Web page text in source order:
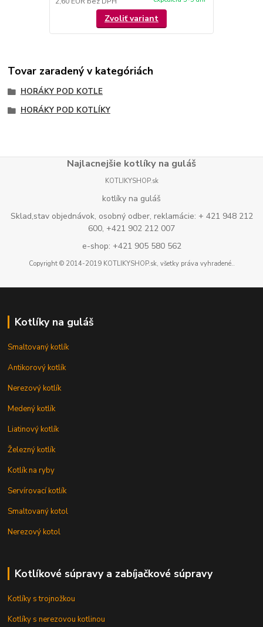
Zvoliť variant
Tovar zaradený v kategóriách
HORÁKY POD KOTLE
HORÁKY POD KOTLÍKY
Najlacnejšie kotlíky na guláš
KOTLIKYSHOP.sk
kotlíky na guláš
Sklad,stav objednávok, osobný odber, reklamácie: + 421 948 212
600, +421 902 212 007
e-shop: +421 905 580 562
Copyright © 2014-2019 KOTLIKYSHOP.sk, všetky práva vyhradené..
Kotlíky na guláš
Smaltovaný kotlík
Antikorový kotlík
Nerezový kotlík
Medený kotlík
Liatinový kotlík
Železný kotlík
Kotlík na ryby
Servírovací kotlík
Smaltovaný kotol
Nerezový kotol
Kotlíkové súpravy a zabíjačkové súpravy
Kotlíky s trojnožkou
Kotlíky s nerezovou kotlinou